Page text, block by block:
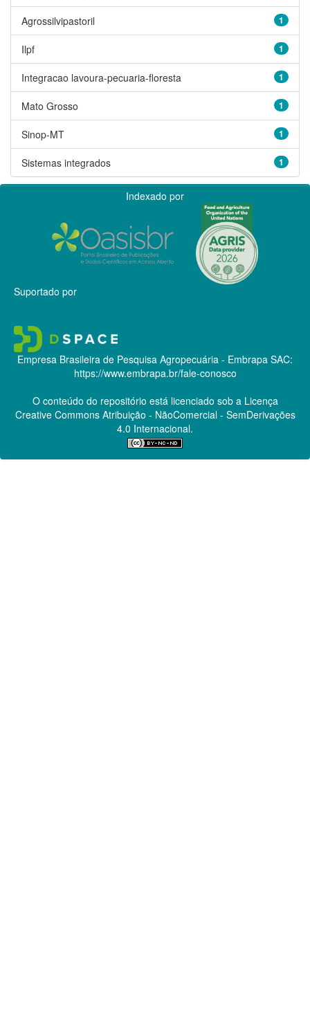
1
Agrossilvipastoril
1
Ilpf
1
Integracao lavoura-pecuaria-floresta
1
Mato Grosso
1
Sinop-MT
1
Sistemas integrados
Indexado por
Suportado por
Empresa Brasileira de Pesquisa Agropecuária - Embrapa SAC:
https://www.embrapa.br/fale-conosco
O conteúdo do repositório está licenciado sob a Licença
Creative CommonsAtribuição - NãoComercial - SemDerivações
4.0 Internacional.